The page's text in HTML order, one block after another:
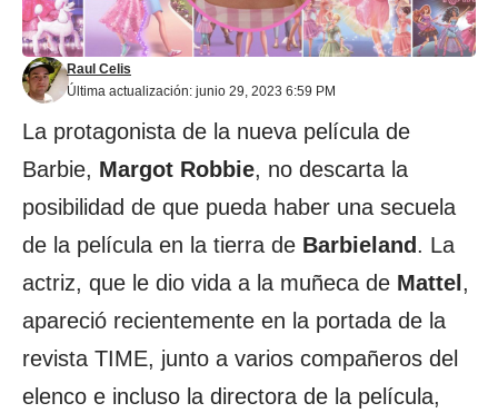
Última actualización: junio 29, 2023 6:59 PM
Raul Celis
La protagonista de la nueva película de
Barbie, Margot Robbie, no descarta la
posibilidad de que pueda haber una secuela
de la película en la tierra de Barbieland . La
actriz, que le dio vida a la muñeca de Mattel ,
apareció recientemente en la portada de la
revista TIME, junto a varios compañeros del
elenco e incluso la directora de la película,